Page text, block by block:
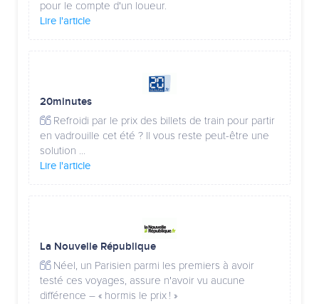
pour le compte d'un loueur.
Lire l'article
20minutes
Refroidi par le prix des billets de train pour partir
en vadrouille cet été ? Il vous reste peut-être une
solution ...
Lire l'article
La Nouvelle République
Néel, un Parisien parmi les premiers à avoir
testé ces voyages, assure n'avoir vu aucune
différence – « hormis le prix ! »